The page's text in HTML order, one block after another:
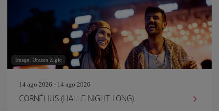
Image: Drazen Zigic
14 ago 2026 - 14 ago 2026
CORNÉLIUS (HALLE NIGHT LONG)